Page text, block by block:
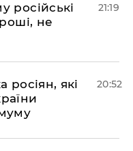
російські
не
21:19
росіян, які
20:52